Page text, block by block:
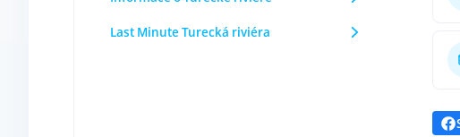
Last Minute Turecká riviéra